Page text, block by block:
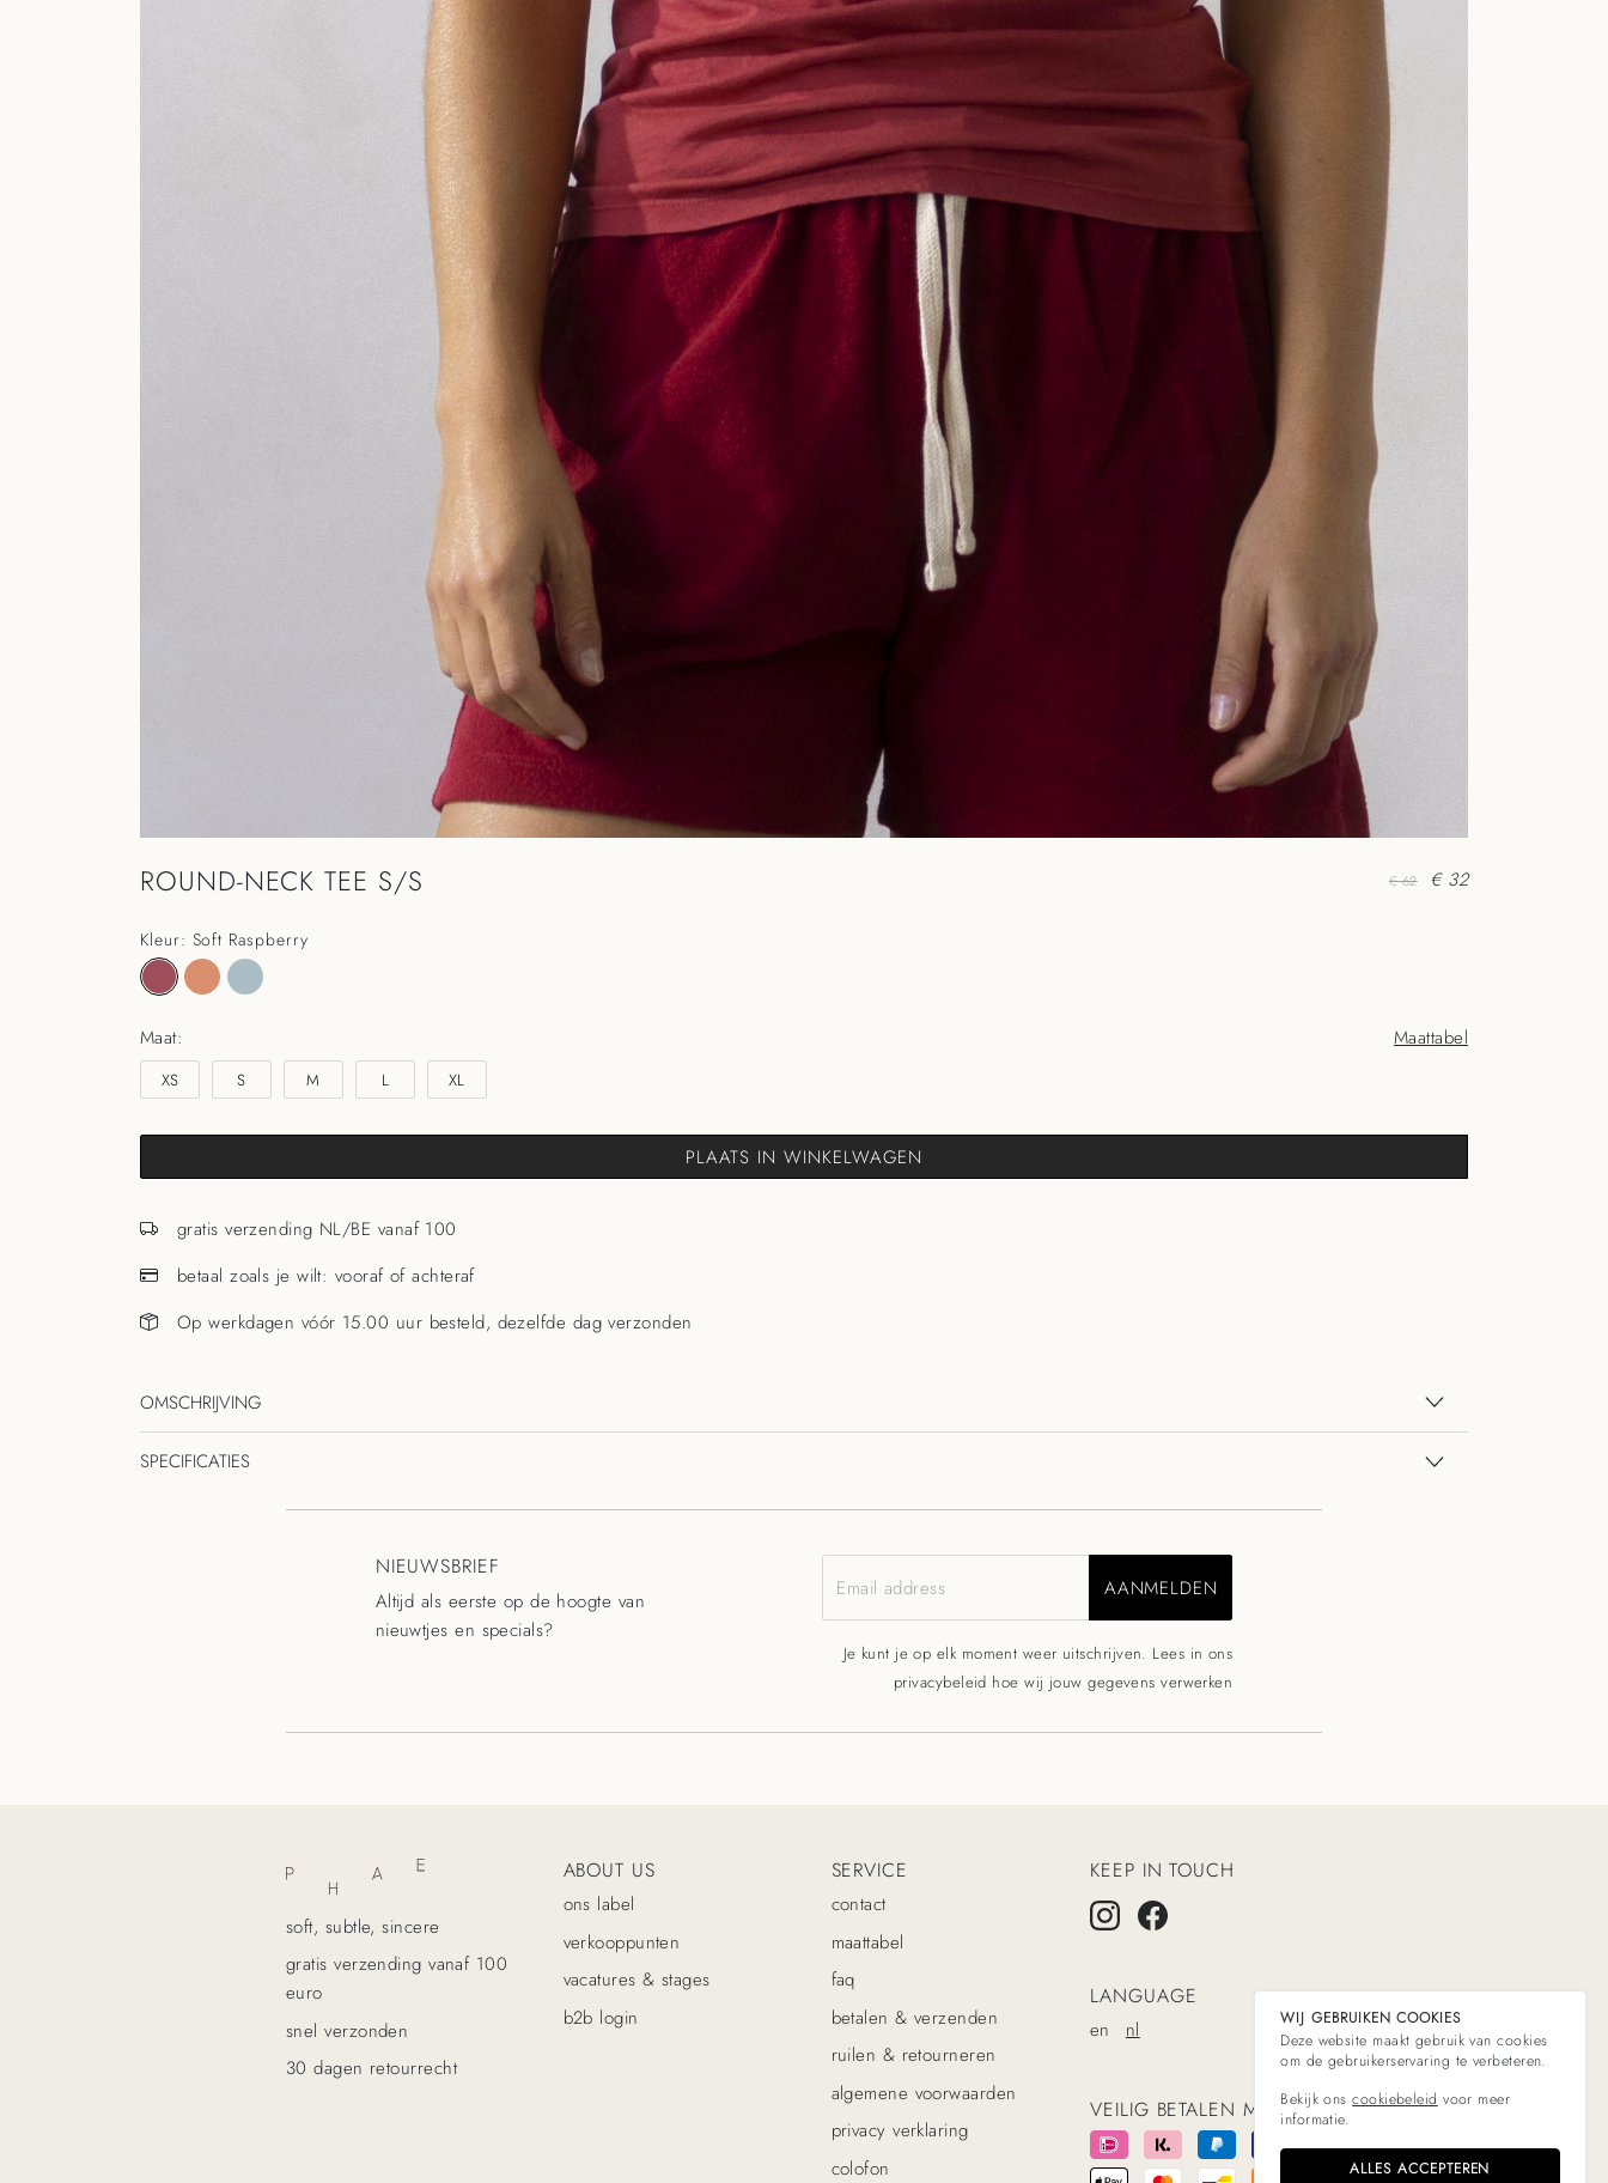
ROUND-NECK TEE S/S € 62 € 32
Kleur: Soft Raspberry
Maat: Maattabel
XS S M L XL
PLAATS IN WINKELWAGEN
gratis verzending NL/BE vanaf 100
betaal zoals je wilt: vooraf of achteraf
Op werkdagen vóór 15.00 uur besteld, dezelfde dag verzonden
OMSCHRIJVING
SPECIFICATIES
NIEUWSBRIEF
Altijd als eerste op de hoogte van
nieuwtjes en specials?
Email address AANMELDEN
Je kunt je op elk moment weer uitschrijven. Lees in ons
privacybeleid hoe wij jouw gegevens verwerken
soft, subtle, sincere
gratis verzending vanaf 100
euro
snel verzonden
30 dagen retourrecht
ABOUT US
ons label
verkooppunten
vacatures & stages
b2b login
SERVICE
contact
maattabel
faq
betalen & verzenden
ruilen & retourneren
algemene voorwaarden
privacy verklaring
colofon
KEEP IN TOUCH
LANGUAGE
en nl
VEILIG BETALEN MET
WIJ GEBRUIKEN COOKIES
Deze website maakt gebruik van cookies
om de gebruikerservaring te verbeteren.
Bekijk onscookiebeleid voor meer
informatie.
ALLES ACCEPTEREN